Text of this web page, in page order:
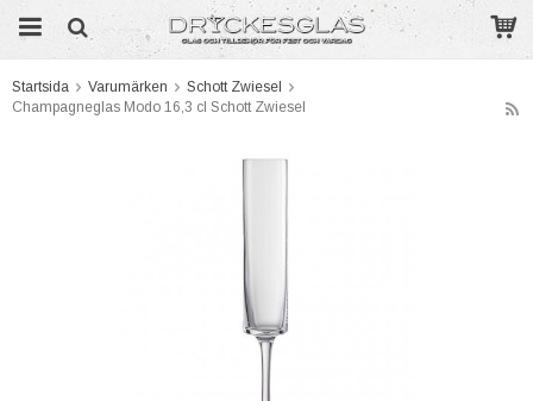
Produkten har blivit tillagd i varukorgen
Startsida Varumärken
Schott Zwiesel
Champagneglas Modo 16,3 cl Schott Zwiesel